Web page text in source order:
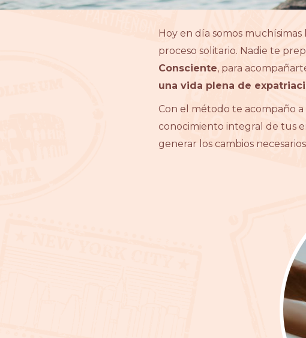
Hoy en día somos
proceso solitario. Nadie te
Consciente, para
una vida plena de
Con el método te acompaño a
conocimiento integral de tus
generar los cambios